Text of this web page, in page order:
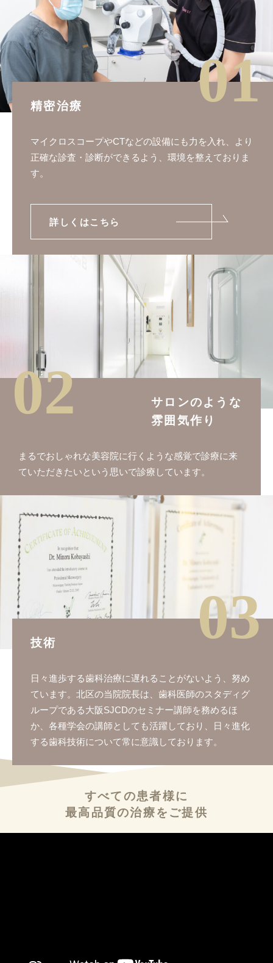
01
精密治療
マイクロスコープやCTなどの設備にも力を入れ、より
正確な診査・診断ができるよう、環境を整えておりま
す。
詳しくはこちら
02
サロンのような
雰囲気作り
まるでおしゃれな美容院に行くような感覚で診療に来
ていただきたいという思いで診療しています。
03
技術
日々進歩する歯科治療に遅れることがないよう、努め
ています。北区の当院院長は、歯科医師のスタディグ
ループである大阪SJCDのセミナー講師を務めるほ
か、各種学会の講師としても活躍しており、日々進化
する歯科技術について常に意識しております。
すべての患者様に
最高品質の治療を ご提供